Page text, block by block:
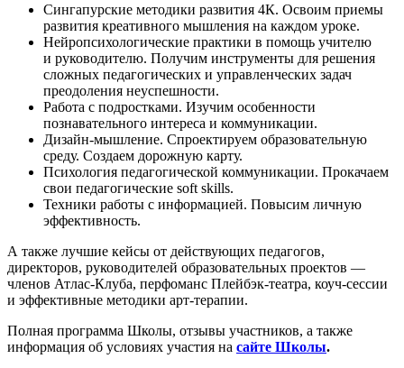
Сингапурские методики развития 4К. Освоим приемы
развития креативного мышления на каждом уроке.
Нейропсихологические практики в помощь учителю
и руководителю. Получим инструменты для решения
сложных педагогических и управленческих задач
преодоления неуспешности.
Работа с подростками. Изучим особенности
познавательного интереса и коммуникации.
Дизайн-мышление. Спроектируем образовательную
среду. Создаем дорожную карту.
Психология педагогической коммуникации. Прокачаем
свои педагогические soft skills.
Техники работы с информацией. Повысим личную
эффективность.
А также лучшие кейсы от действующих педагогов,
директоров, руководителей образовательных проектов —
членов Атлас-Клуба, перфоманс Плейбэк-театра, коуч-сессии
и эффективные методики арт-терапии.
Полная программа Школы, отзывы участников, а также
информация об условиях участия на сайте Школы.